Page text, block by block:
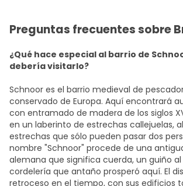
Preguntas frecuentes sobre
¿Qué hace especial al barrio de
debería visitarlo?
Schnoor es el barrio medieval de
conservado de Europa. Aquí encontrará
con entramado de madera de los siglos
en un laberinto de estrechas callejuelas,
estrechas que sólo pueden pasar dos
nombre "Schnoor" procede de una
alemana que significa cuerda, un guiño
cordelería que antaño prosperó aquí. El
retroceso en el tiempo, con sus edificios